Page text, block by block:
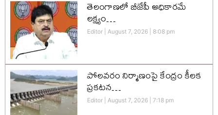
తెలంగాణలో బీజేపీ అధికారమే
లక్ష్యం…
Editor August 7, 2026 8:08 pm
పోలవరం నిర్మాణంపై కేంద్రం కీలక
ప్రకటన…
Editor August 7, 2026 7:18 pm